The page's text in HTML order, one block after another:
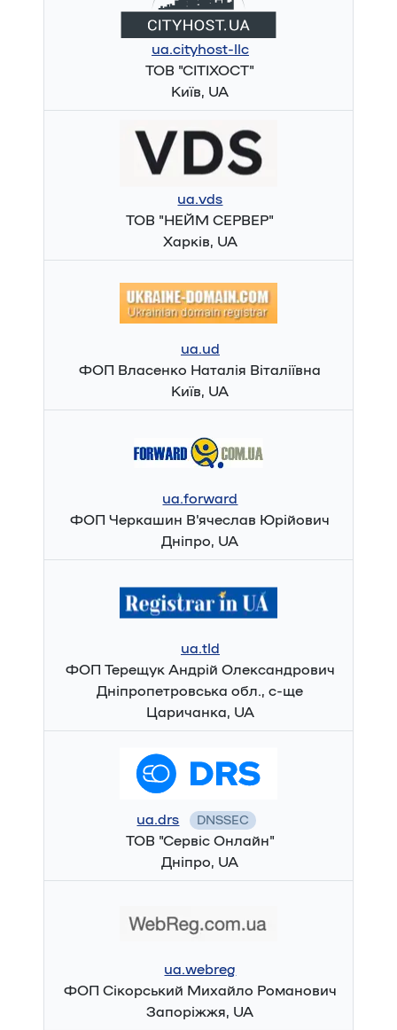
ua.cityhost-llc
ТОВ "СІТІХОСТ"
Київ, UA
ua.vds
ТОВ "НЕЙМ СЕРВЕР"
Харків, UA
ua.ud
ФОП Власенко Наталія Віталіївна
Київ, UA
ua.forward
ФОП Черкашин В'ячеслав Юрійович
Дніпро, UA
ua.tld
ФОП Терещук Андрій Олександрович
Дніпропетровська обл., с-ще
Царичанка, UA
ua.drs DNSSEC
ТОВ "Сервіс Онлайн"
Дніпро, UA
ua.webreg
ФОП Сікорський Михайло Романович
Запоріжжя, UA